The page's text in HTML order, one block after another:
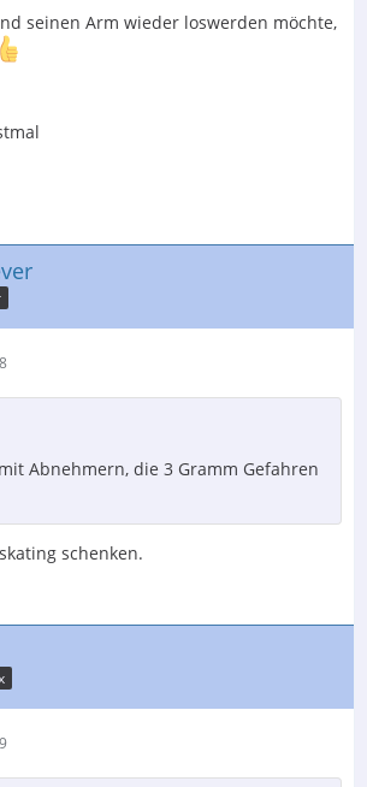
seinen Arm wieder loswerden möchte,
Abnehmern, die 3 Gramm Gefahren
schenken.